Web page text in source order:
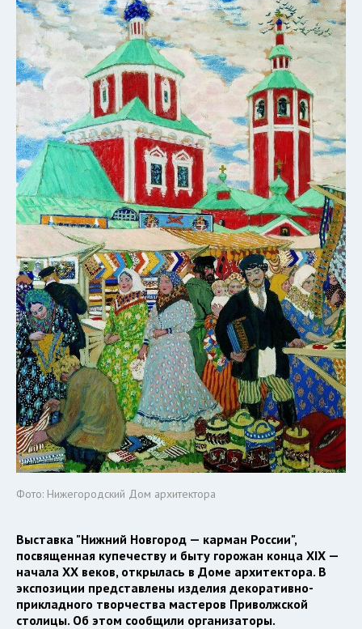
Фото: Нижегородский Дом архитектора
Выставка "Нижний Новгород — карман России",
посвященная купечеству и быту горожан конца XIX —
начала ХХ веков, открылась в Доме архитектора. В
экспозиции представлены изделия декоративно-
прикладного творчества мастеров Приволжской
столицы. Об этом сообщили организаторы.